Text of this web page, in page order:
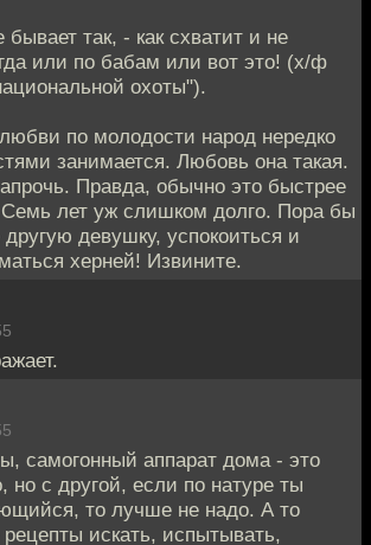
так, - как схватит и не
или по бабам или вот это! (х/ф
охоты").
по молодости народ нередко
занимается. Любовь она такая.
Правда, обычно это быстрее
Семь лет уж слишком долго. Пора бы
девушку, успокоиться и
херней! Извините.
самогонный аппарат дома - это
но с другой, если по натуре ты
то лучше не надо. А то
искать, испытывать,